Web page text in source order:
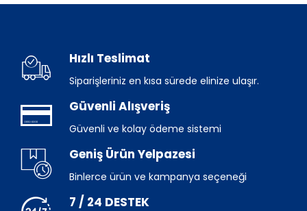
Hızlı Teslimat
Siparişleriniz en kısa sürede elinize ulaşır.
Güvenli Alışveriş
Güvenli ve kolay ödeme sistemi
Geniş Ürün Yelpazesi
Binlerce ürün ve kampanya seçeneği
7 / 24 DESTEK